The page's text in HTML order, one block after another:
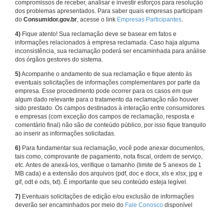
compromissos de receber, analisar e investir esforços para resolução
dos problemas apresentados. Para saber quais empresas participam
do Consumidor.gov.br, acesse o link Empresas Participantes.
4) Fique atento! Sua reclamação deve se basear em fatos e
informações relacionados à empresa reclamada. Caso haja alguma
inconsistência, sua reclamação poderá ser encaminhada para análise
dos órgãos gestores do sistema.
5)Acompanhe o andamento de sua reclamação e fique atento às
eventuais solicitações de informações complementares por parte da
empresa. Esse procedimento pode ocorrer para os casos em que
algum dado relevante para o tratamento da reclamação não houver
sido prestado. Os campos destinados à interação entre consumidores
e empresas (com exceção dos campos de reclamação, resposta e
comentário final) não são de conteúdo público, por isso fique tranquilo
ao inserir as informações solicitadas.
6) Para fundamentar sua reclamação, você pode anexar documentos,
tais como, comprovante de pagamento, nota fiscal, ordem de serviço,
etc. Antes de anexá-los, verifique o tamanho (limite de 5 anexos de 1
MB cada) e a extensão dos arquivos (pdf, doc e docx, xls e xlsx, jpg e
gif, odt e ods, txt). É importante que seu conteúdo esteja legível.
7) Eventuais solicitações de edição e/ou exclusão de informações
deverão ser encaminhados por meio do Fale Conosco disponível